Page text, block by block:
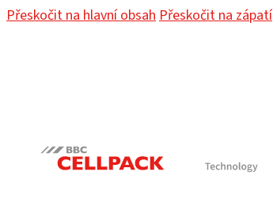
Přeskočit na hlavní obsahPřeskočit na zápatí